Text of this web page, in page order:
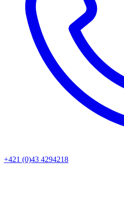
+421 (0)43 4294218